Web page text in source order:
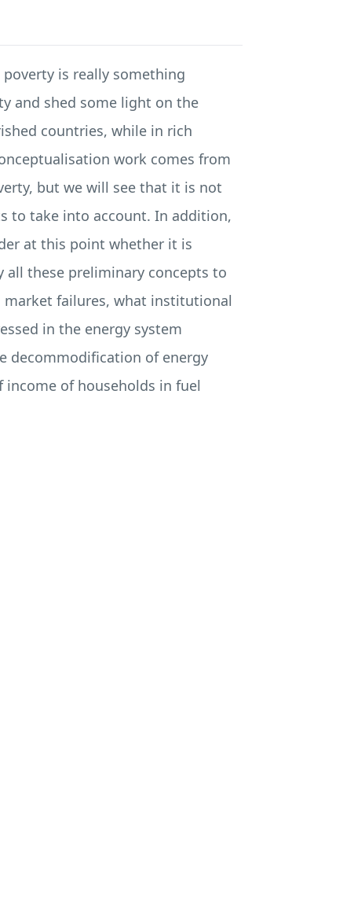
is really something
and shed some light on the
countries, while in rich
work comes from
but we will see that it is not
to take into account. In addition,
at this point whether it is
these preliminary concepts to
failures, what institutional
in the energy system
decommodification of energy
income of households in fuel